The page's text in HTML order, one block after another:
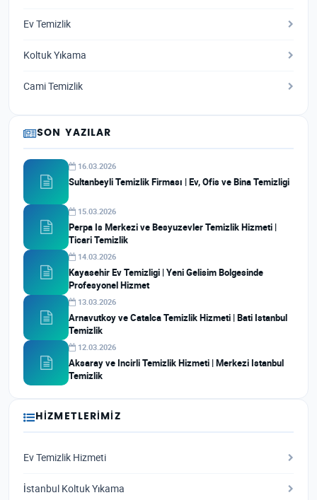
Ev Temizlik
Koltuk Yıkama
Cami Temizlik
SON YAZILAR
16.03.2026
Sultanbeyli Temizlik Firması | Ev, Ofis ve Bina Temizligi
15.03.2026
Perpa Is Merkezi ve Besyuzevler Temizlik Hizmeti |
Ticari Temizlik
14.03.2026
Kayasehir Ev Temizligi | Yeni Gelisim Bolgesinde
Profesyonel Hizmet
13.03.2026
Arnavutkoy ve Catalca Temizlik Hizmeti | Bati Istanbul
Temizlik
12.03.2026
Aksaray ve Incirli Temizlik Hizmeti | Merkezi Istanbul
Temizlik
HIZMETLERIMIZ
Ev Temizlik Hizmeti
İstanbul Koltuk Yıkama